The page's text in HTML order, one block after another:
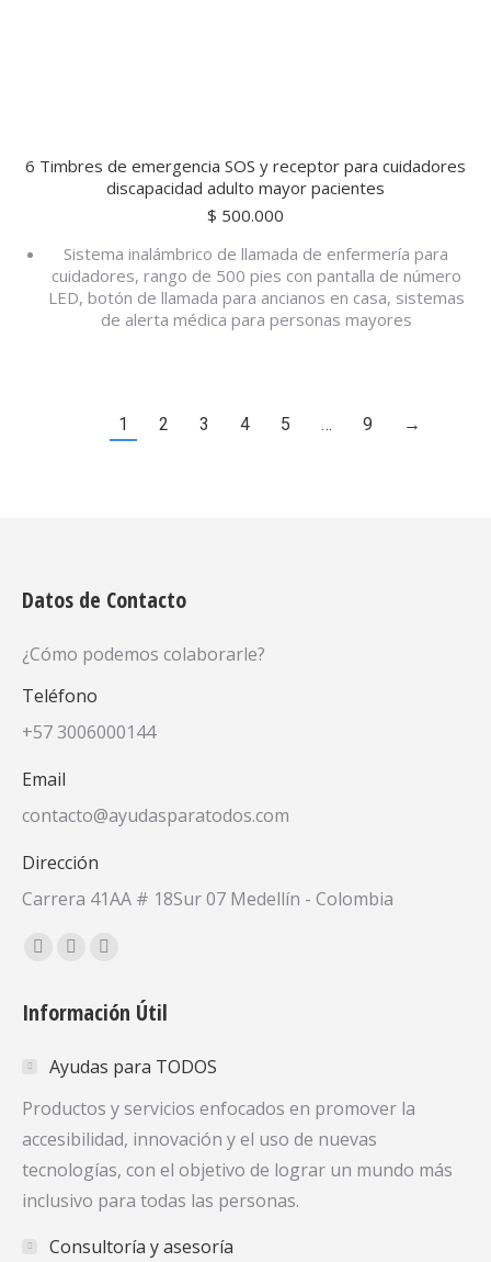
6 Timbres de emergencia SOS y receptor para cuidadores
discapacidad adulto mayor pacientes
$ 500.000
Sistema inalámbrico de llamada de enfermería para
cuidadores, rango de 500 pies con pantalla de número
LED, botón de llamada para ancianos en casa, sistemas
de alerta médica para personas mayores
1 2 3 4 5 … 9 →
Datos de Contacto
¿Cómo podemos colaborarle?
Teléfono
+57 3006000144
Email
contacto@ayudasparatodos.com
Dirección
Carrera 41AA # 18Sur 07 Medellín - Colombia
Encuéntranos en:
Facebook
opens
new
window
X
opens
new
window
YouTube
opens
new
window
Información Útil
Ayudas para TODOS
Productos y servicios enfocados en promover la
accesibilidad, innovación y el uso de nuevas
tecnologías, con el objetivo de lograr un mundo más
inclusivo para todas las personas.
Consultoría y asesoría